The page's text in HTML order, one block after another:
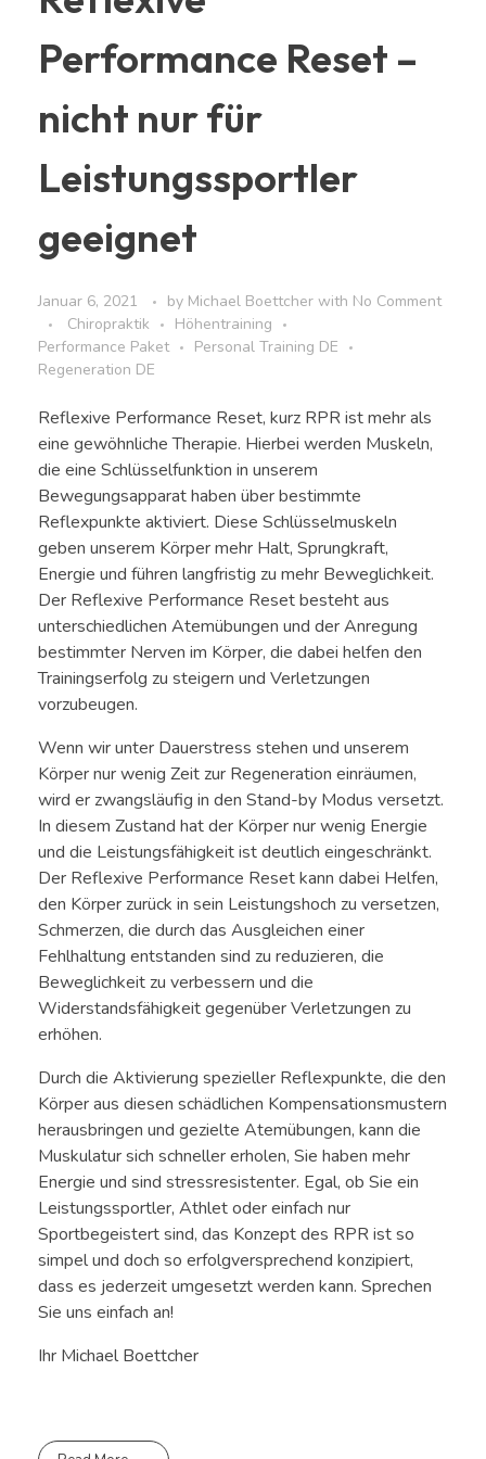
Performance Reset –
nicht nur für
Leistungssportler
geeignet
Januar 6, 2021 by Michael Boettcher with No Comment
Chiropraktik
Höhentraining
Performance Paket
Personal Training DE
Regeneration DE
Reflexive Performance Reset, kurz RPR ist mehr als
eine gewöhnliche Therapie. Hierbei werden Muskeln,
die eine Schlüsselfunktion in unserem
Bewegungsapparat haben über bestimmte
Reflexpunkte aktiviert. Diese Schlüsselmuskeln
geben unserem Körper mehr Halt, Sprungkraft,
Energie und führen langfristig zu mehr Beweglichkeit.
Der Reflexive Performance Reset besteht aus
unterschiedlichen Atemübungen und der Anregung
bestimmter Nerven im Körper, die dabei helfen den
Trainingserfolg zu steigern und Verletzungen
vorzubeugen.
Wenn wir unter Dauerstress stehen und unserem
Körper nur wenig Zeit zur Regeneration einräumen,
wird er zwangsläufig in den Stand-by Modus versetzt.
In diesem Zustand hat der Körper nur wenig Energie
und die Leistungsfähigkeit ist deutlich eingeschränkt.
Der Reflexive Performance Reset kann dabei Helfen,
den Körper zurück in sein Leistungshoch zu versetzen,
Schmerzen, die durch das Ausgleichen einer
Fehlhaltung entstanden sind zu reduzieren, die
Beweglichkeit zu verbessern und die
Widerstandsfähigkeit gegenüber Verletzungen zu
erhöhen.
Durch die Aktivierung spezieller Reflexpunkte, die den
Körper aus diesen schädlichen Kompensationsmustern
herausbringen und gezielte Atemübungen, kann die
Muskulatur sich schneller erholen, Sie haben mehr
Energie und sind stressresistenter. Egal, ob Sie ein
Leistungssportler, Athlet oder einfach nur
Sportbegeistert sind, das Konzept des RPR ist so
simpel und doch so erfolgversprechend konzipiert,
dass es jederzeit umgesetzt werden kann. Sprechen
Sie uns einfach an!
Ihr Michael Boettcher